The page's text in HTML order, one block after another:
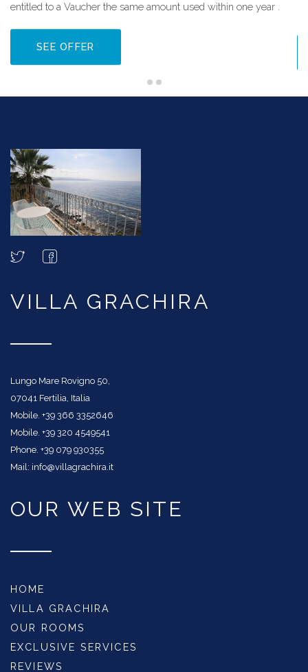
entitled to a Vaucher the same amount used within one year .
SEE OFFER
VILLA GRACHIRA
Lungo Mare Rovigno 50,
07041 Fertilia, Italia
Mobile. +39 366 3352646
Mobile. +39 320 4549541
Phone. +39 079 930355
Mail: info@villagrachira.it
OUR WEB SITE
HOME
VILLA GRACHIRA
OUR ROOMS
EXCLUSIVE SERVICES
REVIEWS